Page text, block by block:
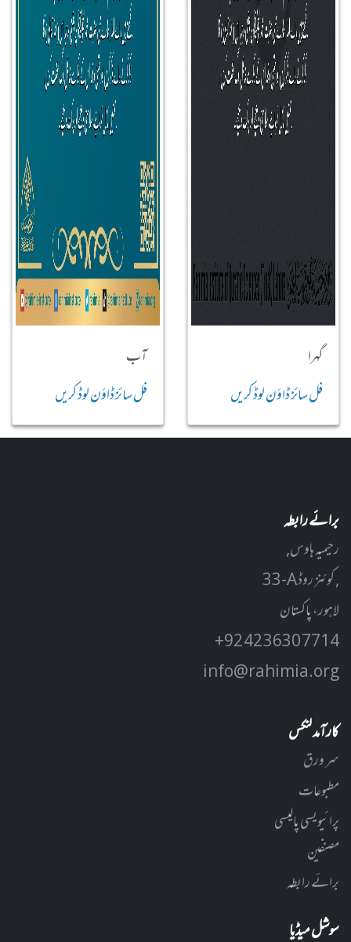
گہرا
فل سائز ڈاؤن لوڈ کریں
آب
فل سائز ڈاؤن لوڈ کریں
برائے رابطہ
رحیمیہ ہاوس,
33-A کوئنز روڈ ,
لاہور، پاکستان
+92 42 3630 7714
info@rahimia.org
کارآمد لنکس
سر ورق
مطبوعات
پرائیویسی پالیسی
مصنفین
برائے رابطہ
سوشل میڈیا